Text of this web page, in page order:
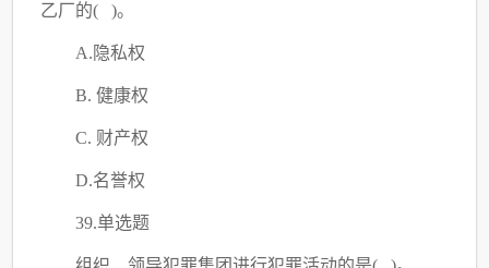
乙厂的( )。
A.隐私权
B. 健康权
C. 财产权
D.名誉权
39.单选题